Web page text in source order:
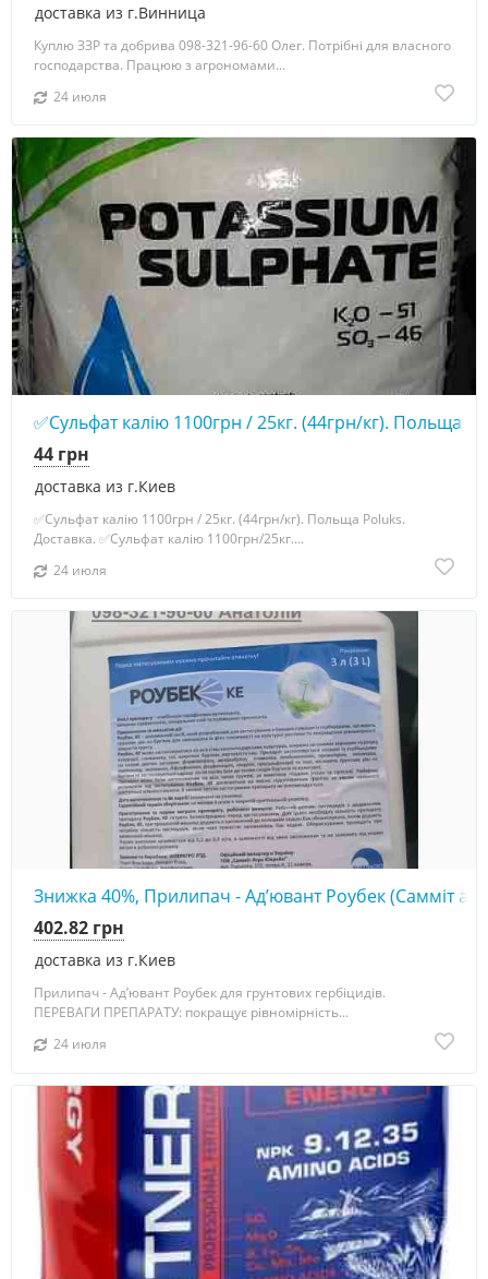
доставка из г.Винница
Куплю ЗЗР та добрива 098-321-96-60 Олег. Потрібні для власного
господарства. Працюю з агрономами...
24 июля
✅Сульфат калію 1100грн / 25кг. (44грн/кг). Польща
доставка из г.Киев
44 грн
✅Сульфат калію 1100грн / 25кг. (44грн/кг). Польща Poluks.
Доставка. ✅Сульфат калію 1100грн/25кг....
24 июля
Знижка 40%, Прилипач - Ад’ювант Роубек (Самміт
доставка из г.Киев
402.82 грн
Прилипач - Ад’ювант Роубек для грунтових гербіцидів.
ПЕРЕВАГИ ПРЕПАРАТУ: покращує рівномірність...
24 июля